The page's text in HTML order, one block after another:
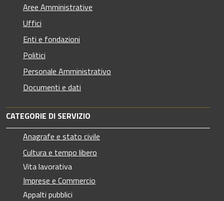
Aree Amministrative
Uffici
Enti e fondazioni
Politici
Personale Amministrativo
Documenti e dati
CATEGORIE DI SERVIZIO
Anagrafe e stato civile
Cultura e tempo libero
Vita lavorativa
Imprese e Commercio
Appalti pubblici